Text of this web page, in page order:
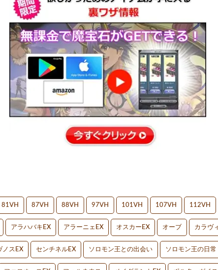
81VH 87VH 88VH 97VH 101VH 107VH 112VH
アラハバキEX アラーニェEX オスカーEX オーブ カラヴ
ノスEX センチネルEX ソロモン王との出会い ソロモン王の日常